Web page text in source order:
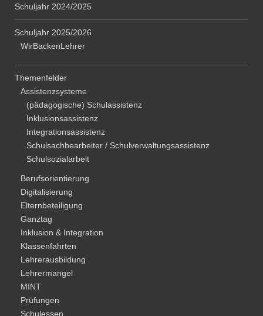
Schuljahr 2024/2025
Schuljahr 2025/2026
WirBackenLehrer
Themenfelder
Assistenzsysteme
(pädagogische) Schulassistenz
Inklusionsassistenz
Integrationsassistenz
Schulsachbearbeiter / Schulverwaltungsassistenz
Schulsozialarbeit
Berufsorientierung
Digitalisierung
Elternbeteiligung
Ganztag
Inklusion & Integration
Klassenfahrten
Lehrerausbildung
Lehrermangel
MINT
Prüfungen
Schulessen